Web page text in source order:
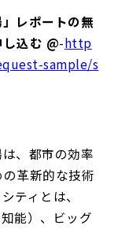
レポートの無
込む @-http
sample/s
、都市の効率
革新的な技術
ティとは、
能）、ビッグ